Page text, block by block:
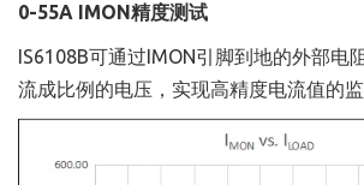
0-55A IMON精度测试
IS6108B可通过IMON引脚到地的外部电
流成比例的电压，实现高精度电流值的监